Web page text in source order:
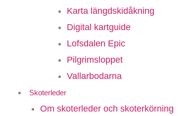
Karta längdskidåkning
Digital kartguide
Lofsdalen Epic
Pilgrimsloppet
Vallarbodarna
Skoterleder
Om skoterleder och skoterkörning